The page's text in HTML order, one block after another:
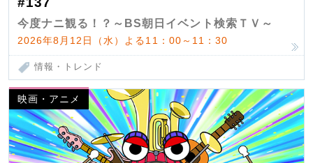
今度ナニ観る！？～BS朝日イベント検索ＴＶ～
2026年8月12日（水）よる11：00～11：30
情報・トレンド
映画・アニメ